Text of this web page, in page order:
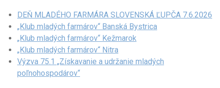
DEŇ MLADÉHO FARMÁRA SLOVENSKÁ ĽUPČA 7.6.2026
„Klub mladých farmárov“ Banská Bystrica
„Klub mladých farmárov“ Kežmarok
„Klub mladých farmárov“ Nitra
Výzva 75.1 „Získavanie a udržanie mladých
poľnohospodárov“